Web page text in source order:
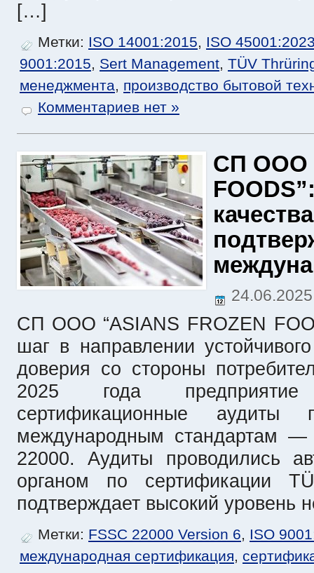
[…]
Метки: ISO 14001:2015, ISO
9001:2015, Sert Management, TÜV
менеджмента, производство бытовой
Комментариев нет »
СП ООО
СП ООО “ASIANS FROZEN
шаг в направлении
доверия со стороны
2025 года
сертификационные
международным стандартам
22000. Аудиты проводились
органом по сертификации
подтверждает высокий уровень
Метки: FSSC 22000 Version 6, ISO
международная сертификация,